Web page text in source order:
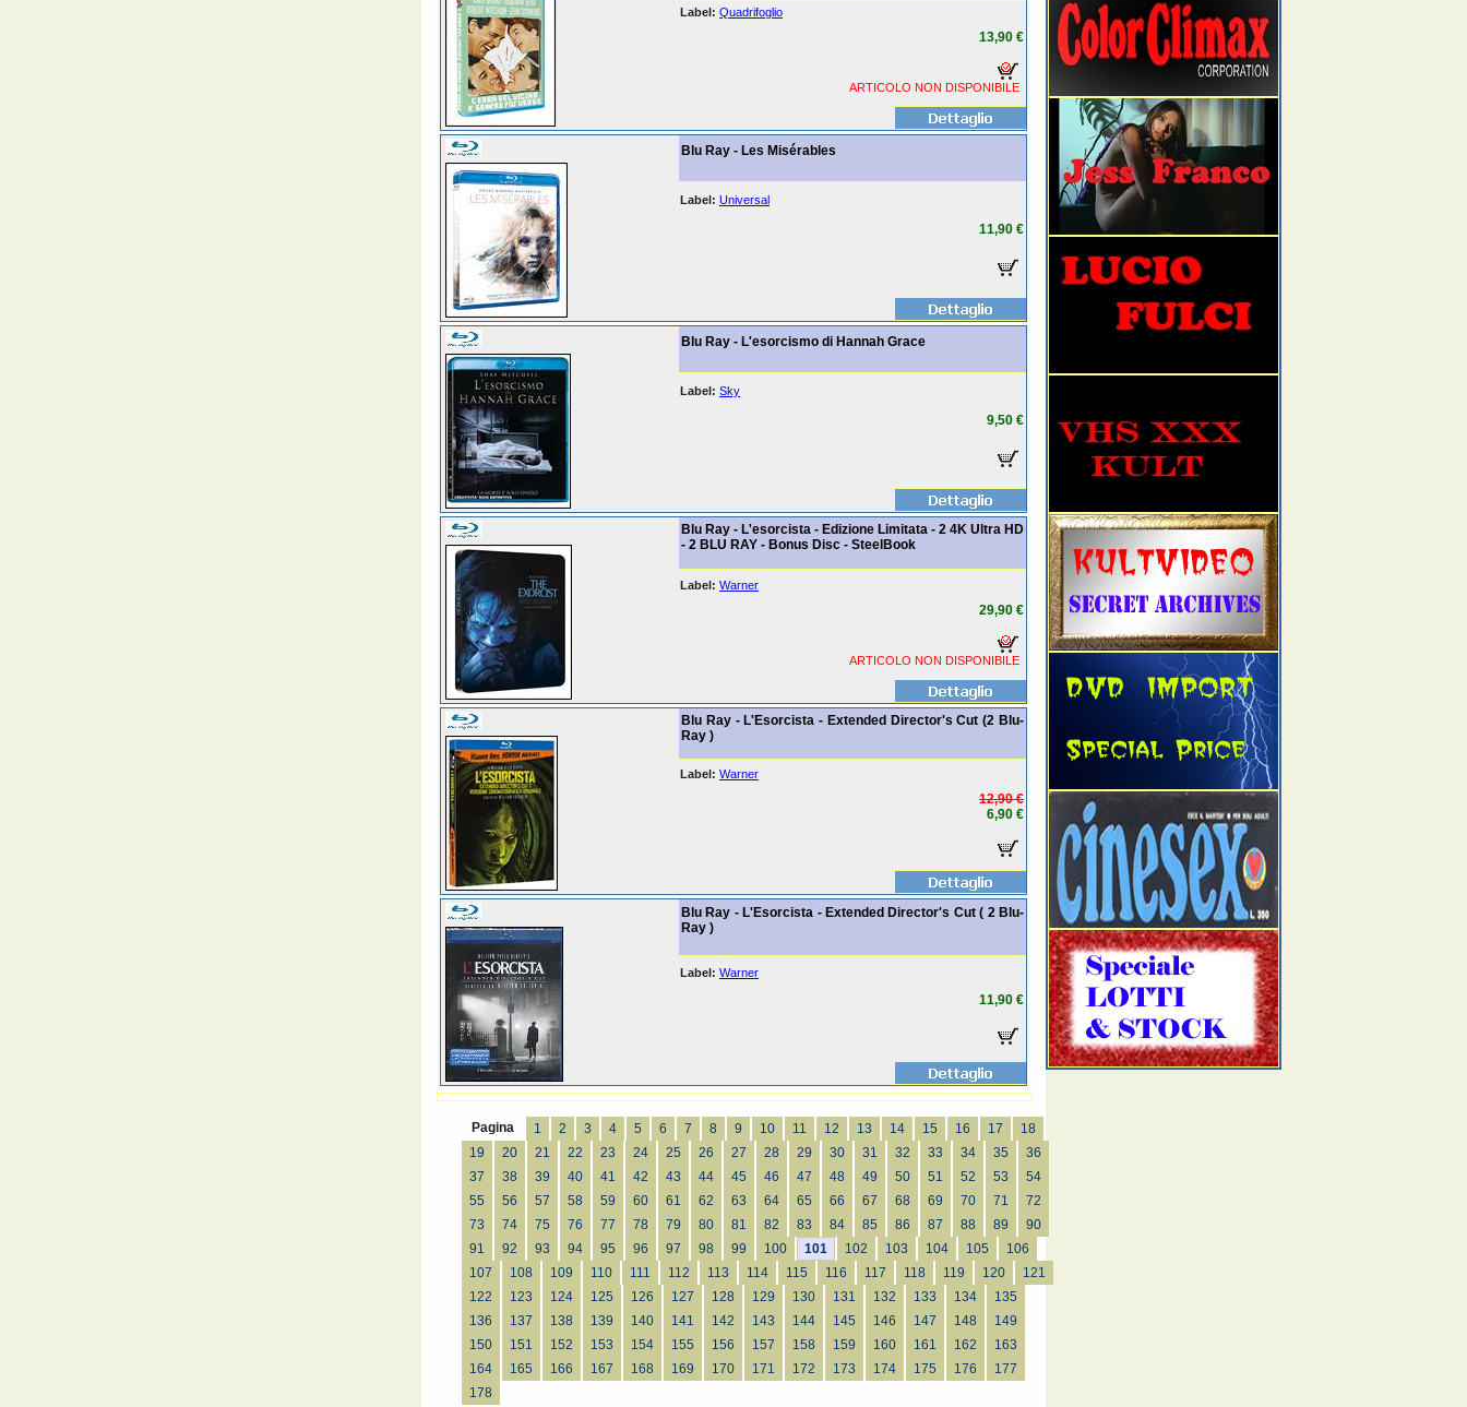
Label: Quadrifoglio
13,90 €
ARTICOLO NON DISPONIBILE
Blu Ray - Les Misérables
Label: Universal
11,90 €
Blu Ray - L'esorcismo di Hannah Grace
Label: Sky
9,50 €
Blu Ray - L'esorcista - Edizione Limitata - 2 4K Ultra HD
- 2 BLU RAY - Bonus Disc - SteelBook
Label: Warner
29,90 €
ARTICOLO NON DISPONIBILE
Blu Ray - L'Esorcista - Extended Director's Cut (2 Blu-
Ray )
Label: Warner
12,90 €
6,90 €
Blu Ray - L'Esorcista - Extended Director's Cut ( 2 Blu-
Ray )
Label: Warner
11,90 €
Pagina 1 2 3 4 5 6 7 8 9 10 11 12 13 14 15 16 17
18
19
20 21 22 23 24 25 26 27 28 29 30 31 32 33 34 35
36
37
38 39 40 41 42 43 44 45 46 47 48 49 50 51 52 53
54
55
56 57 58 59 60 61 62 63 64 65 66 67 68 69 70 71
72
73
74 75 76 77 78 79 80 81 82 83 84 85 86 87 88 89
90
91
92 93 94 95 96 97 98 99 100 101 102 103 104 105
106
107
108 109 110 111 112 113 114 115 116 117 118 119 120
121
122
123 124 125 126 127 128 129 130 131 132 133 134
135
136
137 138 139 140 141 142 143 144 145 146 147 148
149
150
151 152 153 154 155 156 157 158 159 160 161 162
163
164
165 166 167 168 169 170 171 172 173 174 175 176
177
178